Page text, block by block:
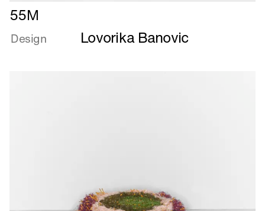
Læs
mere
om
55M
Design Lovorika Banovic